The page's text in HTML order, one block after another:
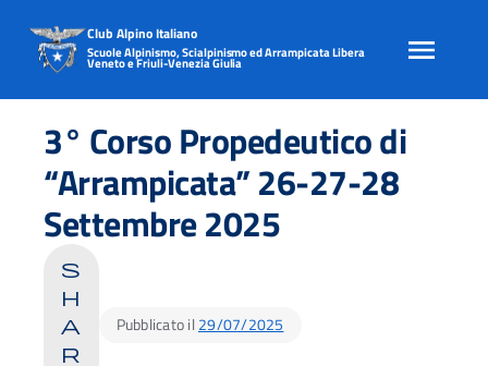
content
Club Alpino Italiano
Scuole Alpinismo, Scialpinismo ed Arrampicata Libera
Veneto e Friuli-Venezia Giulia
3° Corso Propedeutico di
“Arrampicata” 26-27-28
Settembre 2025
s
h
a
r
Pubblicato il 29/07/2025